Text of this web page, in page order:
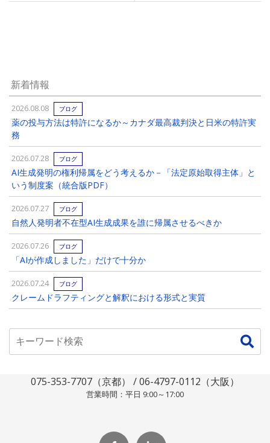
新着情報
2026.08.08 ブログ
薬の投与方法は特許になるか～カナダ最高裁判決と日米の特許実
務
2026.07.28 ブログ
AI生成発明の権利帰属をどう考えるか－「法定原始取得主体」と
いう制度案（統合版PDF）
2026.07.27 ブログ
自然人発明者不在型AI生成成果を誰に帰属させるべきか
2026.07.26 ブログ
「AIが作成しました」だけで十分か
2026.07.24 ブログ
クレームドラフティングと解釈における形式と実質
075-353-7707（京都） / 06-4797-0112（大阪）
営業時間：平日 9:00～17:00